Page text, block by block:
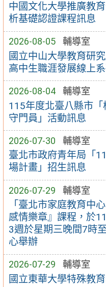
中國文化大學推廣教
析基礎認證課程訊息
2026-08-05 輔導室
國立中山大學教育研
高中生職涯發展線上
2026-08-04 輔導室
115年度北臺八縣市
守門員」活動訊息
2026-07-30 輔導室
臺北市政府青年局「
場計畫」招生訊息
2026-07-29 輔導室
「臺北市家庭教育中
感情樂章』課程，於
3週於星期三晚間7時
心舉辦
2026-07-29 輔導室
國立東華大學特殊教